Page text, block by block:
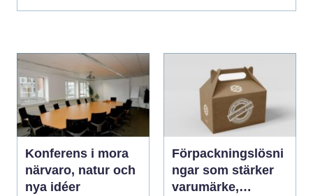
Konferens i mora
närvaro, natur och
nya idéer
Förpackningslösni
ngar som stärker
varumärke,